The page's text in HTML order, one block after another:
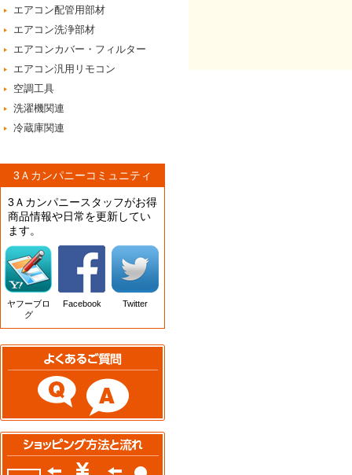
エアコン配管用部材
エアコン洗浄部材
エアコンカバー・フィルター
エアコン汎用リモコン
空調工具
洗濯機関連
冷蔵庫関連
3Ａカンパニーコミュニティ
3Ａカンパニースタッフがお得
商品情報や日常を更新してい
ます。
ヤフーブロ
グ
Facebook Twitter